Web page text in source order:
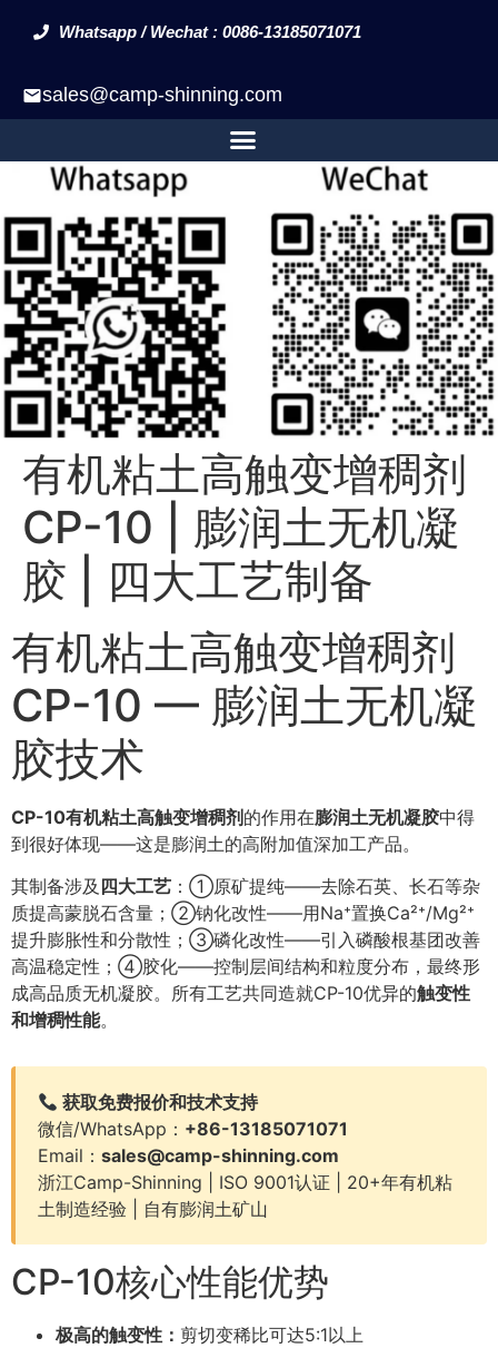
Whatsapp / Wechat : 0086-13185071071
sales@camp-shinning.com
有机粘土高触变增稠剂
CP-10 | 膨润土无机凝
胶 | 四大工艺制备
有机粘土高触变增稠剂
CP-10 — 膨润土无机凝
胶技术
CP-10有机粘土高触变增稠剂 的作用在膨润土无机凝胶中得
到很好体现——这是膨润土的高附加值深加工产品。
其制备涉及 四大工艺 ：①原矿提纯——去除石英、长石等杂
质提高蒙脱石含量；②钠化改性——用Na⁺置换Ca²⁺/Mg²⁺
提升膨胀性和分散性；③磷化改性——引入磷酸根基团改善
高温稳定性；④胶化——控制层间结构和粒度分布，最终形
成高品质无机凝胶。所有工艺共同造就CP-10优异的触变性
和增稠性能。
获取免费报价和技术支持
微信/WhatsApp： +86-13185071071
Email： sales@camp-shinning.com
浙江Camp-Shinning | ISO 9001认证 | 20+年有机粘
土制造经验 | 自有膨润土矿山
CP-10核心性能优势
极高的触变性： 剪切变稀比可达5:1以上